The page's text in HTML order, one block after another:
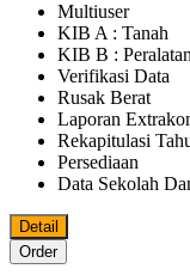
Multiuser
KIB A : Tanah
KIB B :
Verifikasi Data
Rusak Berat
Laporan
Rekapitulasi
Persediaan
Data Sekolah
Detail
Order